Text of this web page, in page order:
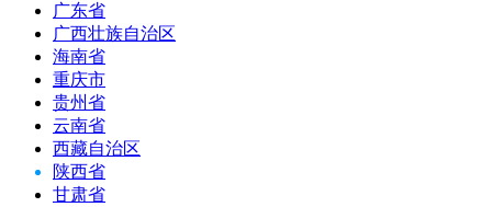
广东省
广西壮族自治区
海南省
重庆市
贵州省
云南省
西藏自治区
陕西省
甘肃省